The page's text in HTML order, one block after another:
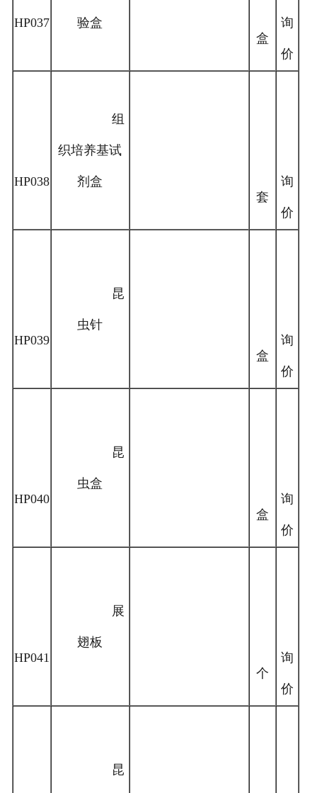
HP037
验盒
盒
询
价
HP038
组
织培养基试
剂盒
套
询
价
HP039
昆
虫针
盒
询
价
HP040
昆
虫盒
盒
询
价
HP041
展
翅板
个
询
价
昆